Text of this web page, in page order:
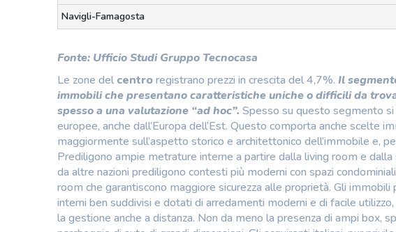
Navigli-Famagosta
Fonte: Ufficio Studi Gruppo Tecnocasa
Le zone del centroregistrano prezzi in crescita del 4,7%. Il
immobili che presentano caratteristiche uniche o difficili da
spesso a una valutazione “ad hoc”. Spesso su questo segmento si
europee, anche dall’Europa dell’Est. Questo comporta anche scelte
maggiormente sull’aspetto storico e architettonico dell’immobile e,
Prediligono ampie metrature interne a partire dalla living room e
da altre nazioni prediligono contesti più moderni con spazi
room che garantiscono maggiore sicurezza alle proprietà. Gli
interni ben suddivisi e dotati di arredamenti moderni e di facile
la gestione anche a distanza. Non da meno la presenza di ampi box,